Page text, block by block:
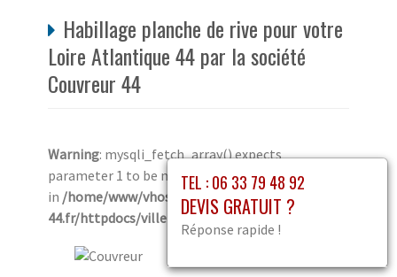
Habillage planche de rive pour votre
Loire Atlantique 44 par la société
Couvreur 44
Warning: mysqli_fetch_array() expects
parameter 1 to be mysqli_result, boolean given
in /home/www/vhosts/couvreur-artisan-
44.fr/httpdocs/ville4.phpon line411
TEL : 06 33 79 48 92
DEVIS GRATUIT ?
Réponse rapide !